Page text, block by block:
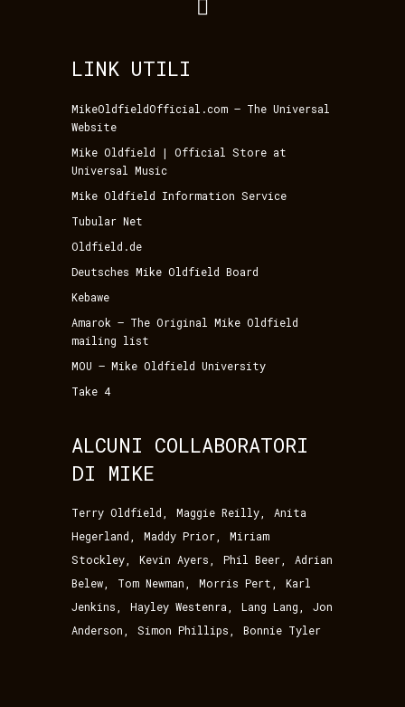
LINK UTILI
MikeOldfieldOfficial.com – The Universal
Website
Mike Oldfield | Official Store at
Universal Music
Mike Oldfield Information Service
Tubular Net
Oldfield.de
Deutsches Mike Oldfield Board
Kebawe
Amarok – The Original Mike Oldfield
mailing list
MOU – Mike Oldfield University
Take 4
ALCUNI COLLABORATORI
DI MIKE
Terry Oldfield, Maggie Reilly, Anita
Hegerland, Maddy Prior, Miriam
Stockley, Kevin Ayers, Phil Beer, Adrian
Belew, Tom Newman, Morris Pert, Karl
Jenkins, Hayley Westenra, Lang Lang, Jon
Anderson, Simon Phillips, Bonnie Tyler